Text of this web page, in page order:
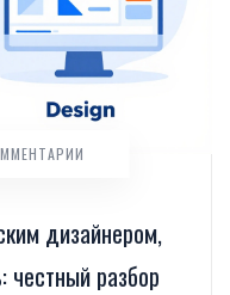
дизайнером,
честный разбор